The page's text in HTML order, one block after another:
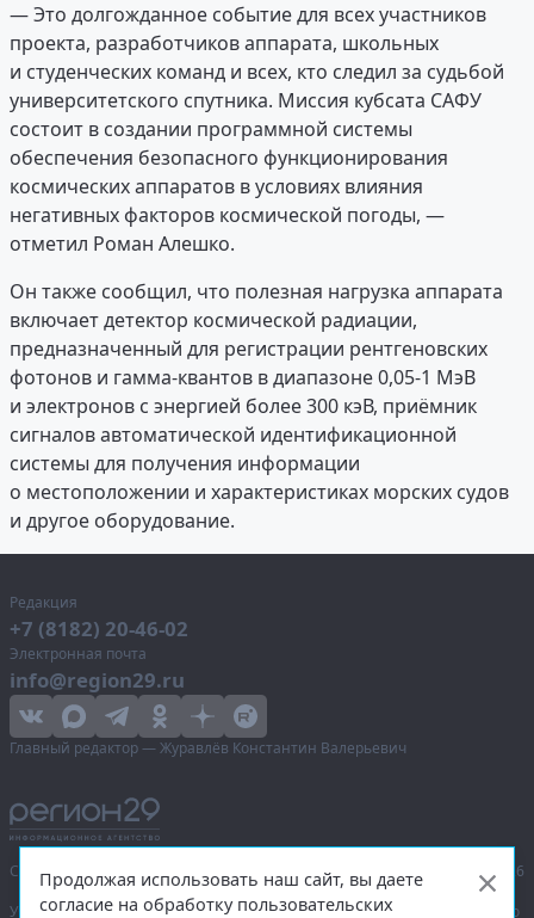
— Это долгожданное событие для всех участников
проекта, разработчиков аппарата, школьных
и студенческих команд и всех, кто следил за судьбой
университетского спутника. Миссия кубсата САФУ
состоит в создании программной системы
обеспечения безопасного функционирования
космических аппаратов в условиях влияния
негативных факторов космической погоды, —
отметил Роман Алешко.
Он также сообщил, что полезная нагрузка аппарата
включает детектор космической радиации,
предназначенный для регистрации рентгеновских
фотонов и гамма-квантов в диапазоне 0,05-1 МэВ
и электронов с энергией более 300 кэВ, приёмник
сигналов автоматической идентификационной
системы для получения информации
о местоположении и характеристиках морских судов
и другое оборудование.
Редакция
+7 (8182) 20-46-02
Электронная почта
info@region29.ru
Главный редактор — Журавлёв Константин Валерьевич
Сетевое издание «Информационное агентство Регион 29»,
© 2016–2026
Учредитель — общество с ограниченной ответственностью «Агентство
Продолжая использовать наш сайт, вы даете
согласие на обработку пользовательских